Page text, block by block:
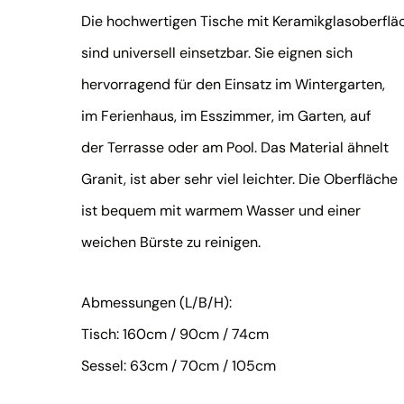
Die hochwertigen Tische mit
sind universell einsetzbar. Sie eignen sich
hervorragend für den Einsatz im Wintergarten,
im Ferienhaus, im Esszimmer, im Garten, auf
der Terrasse oder am Pool. Das Material ähnelt
Granit, ist aber sehr viel leichter. Die Oberfläche
ist bequem mit warmem Wasser und einer
weichen Bürste zu reinigen.
Abmessungen (L/B/H):
Tisch: 160cm / 90cm / 74cm
Sessel: 63cm / 70cm / 105cm